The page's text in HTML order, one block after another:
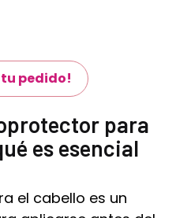
tu pedido!
para
es esencial
el cabello es un